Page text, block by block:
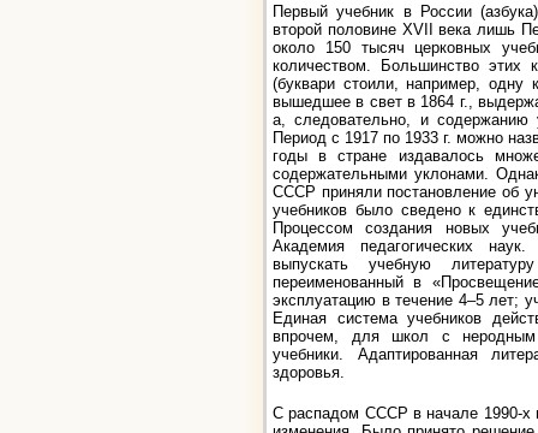
Первый учебник в России
второй половине XVII века лишь
около 150 тысяч церковных
количеством. Большинство этих
(буквари стоили, например, одну
вышедшее в свет в 1864 г.,
а, следовательно, и содержанию
Период с 1917 по 1933 г. можно
годы в стране издавалось
содержательными уклонами.
СССР приняли постановление об
учебников было сведено к
Процессом создания новых
Академия педагогических
выпускать учебную
переименованный в
эксплуатацию в течение 4–5 лет;
Единая система учебников
впрочем, для школ с неродным
учебники. Адаптированная
здоровья.
С распадом СССР в начале 1990-х